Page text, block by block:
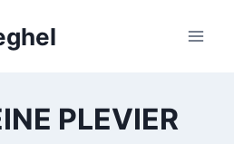
PLEVIER